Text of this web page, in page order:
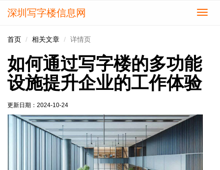
切
深圳写字楼信息网
首页 相关文章 详情页
如何通过写字楼的多功能
设施提升企业的工作体验
更新日期： 2024-10-24